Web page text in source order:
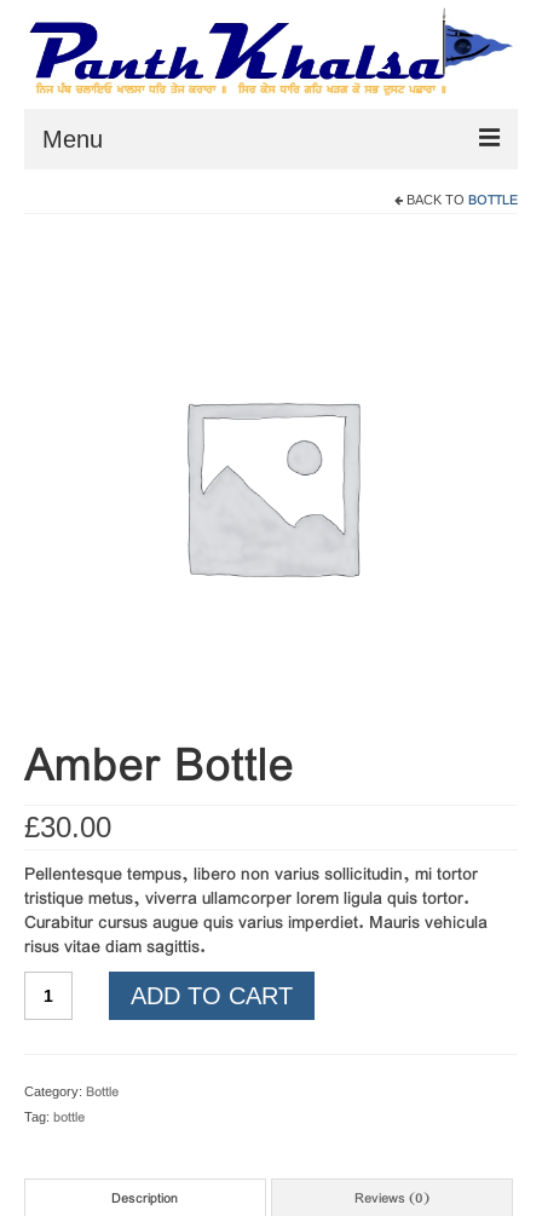
Menu
Panthic Articles
How Sikh Scribes & Publishers
Distorted Gurbani
Detailed Vichaar on Mangal Prabandh
BACK TO BOTTLE
Amber Bottle
£30.00
Pellentesque tempus, libero non varius sollicitudin, mi tortor
tristique metus, viverra ullamcorper lorem ligula quis tortor.
Curabitur cursus augue quis varius imperdiet. Mauris vehicula
risus vitae diam sagittis.
Bottle
ADD TO CART
Category: Bottle
Tag: bottle
Description Reviews (0)